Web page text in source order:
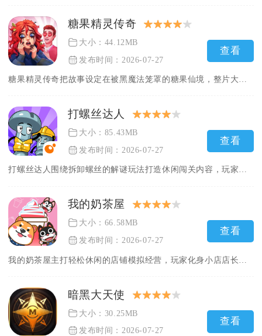
糖果精灵传奇
大小：44.12MB
发布时间：2026-07-27
查看
打螺丝达人
大小：85.43MB
发布时间：2026-07-27
查看
打螺丝达人围绕拆卸螺丝的解谜玩法打造休闲闯关内容，玩家化身工...
我的奶茶屋
大小：66.58MB
发布时间：2026-07-27
查看
暗黑大天使
大小：30.25MB
发布时间：2026-07-27
查看